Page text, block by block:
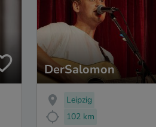
DerSalomon
Leipzig
102 km